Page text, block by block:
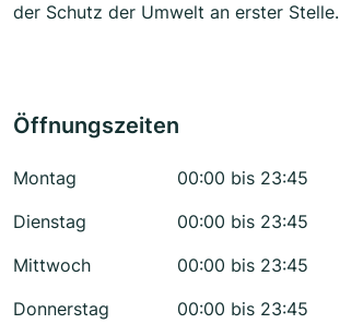
der Schutz der Umwelt an erster Stelle.
Öffnungszeiten
Montag
00:00 bis 23:45
Dienstag
00:00 bis 23:45
Mittwoch
00:00 bis 23:45
Donnerstag
00:00 bis 23:45